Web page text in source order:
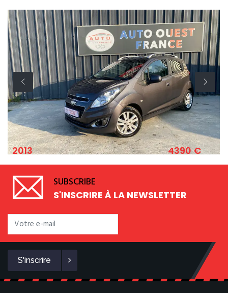
SPARK 1.2 ESSENCE 82 CV
4390 € 2011
SUBSCRIBE
S'INSCRIRE À LA NEWSLETTER
S'inscrire